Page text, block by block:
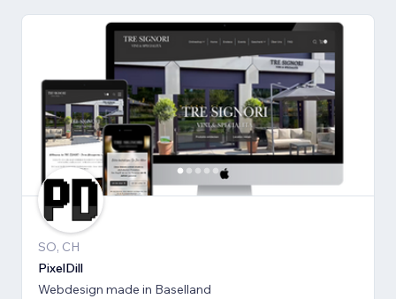
SO, CH
PixelDill
Webdesign made in Baselland